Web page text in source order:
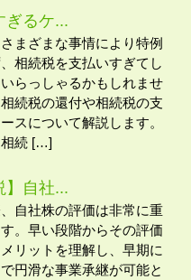
ぎるケ...
まざまな事情により特例
相続税を支払いすぎてし
らっしゃるかもしれませ
続税の還付や相続税の支
スについて解説します。
相続 […]
】自社...
自社株の評価は非常に重
。早い段階からその評価
リットを理解し、早期に
円滑な事業承継が可能と